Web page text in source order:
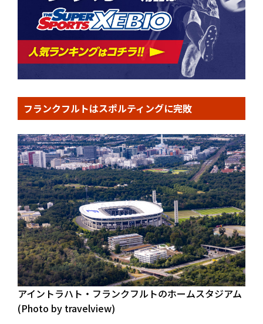
フランクフルトはスポルティングに完敗
アイントラハト・フランクフルトのホームスタジアム
(Photo by travelview)